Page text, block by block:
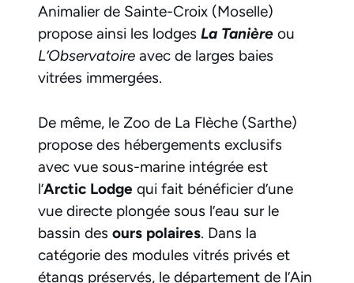
Animalier de Sainte-Croix (Moselle)
propose ainsi les lodges La Tanière ou
L’Observatoire avec de larges baies
vitrées immergées.
De même, le Zoo de La Flèche (Sarthe)
propose des hébergements exclusifs
avec vue sous-marine intégrée est
l’Arctic Lodge qui fait bénéficier d’une
vue directe plongée sous l’eau sur le
bassin des ours polaires. Dans la
catégorie des modules vitrés privés et
étangs préservés, le département de l’Ain